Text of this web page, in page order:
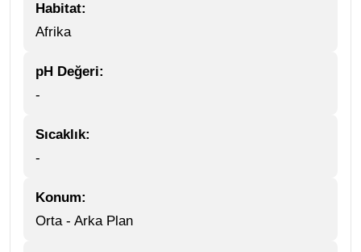
Habitat:
Afrika
pH Değeri:
-
Sıcaklık:
-
Konum:
Orta - Arka Plan